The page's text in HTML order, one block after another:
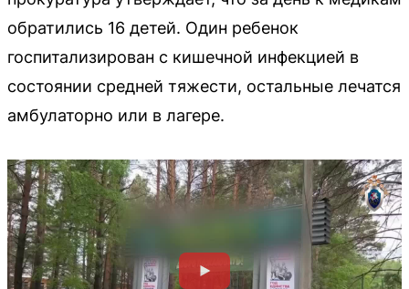
обратились 16 детей. Один ребенок
госпитализирован с кишечной инфекцией в
состоянии средней тяжести, остальные лечатся
амбулаторно или в лагере.